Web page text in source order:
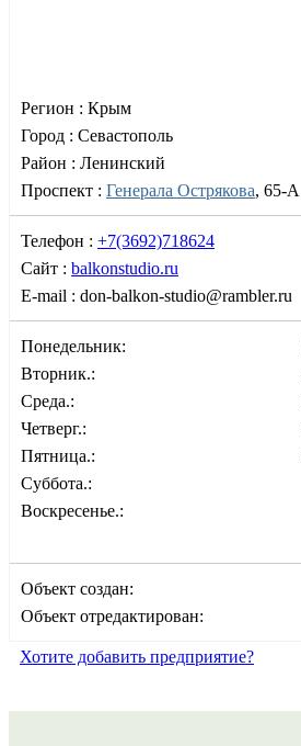
Регион : Крым
Город : Севастополь
Район : Ленинский
Проспект : Генерала Острякова, 65-А
Телефон : +7(3692)718624
Сайт : balkonstudio.ru
E-mail : don-balkon-studio@rambler.ru
Понедельник:
Вторник.:
Среда.:
Четверг.:
Пятница.:
Суббота.:
Воскресенье.:
Объект создан:
Объект отредактирован:
Хотите добавить предприятие?